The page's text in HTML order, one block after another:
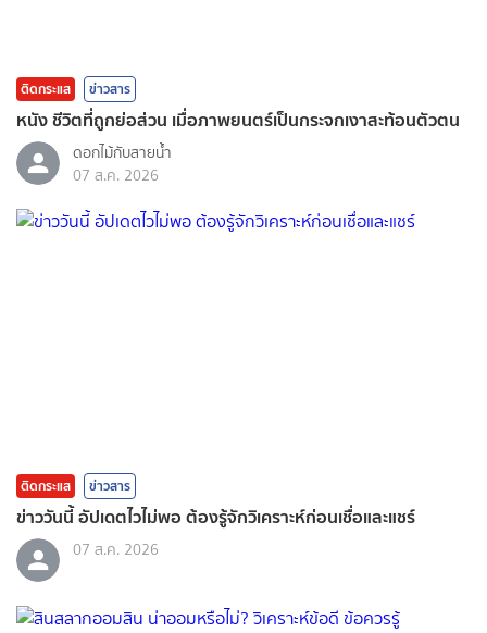
ติดกระแส ข่าวสาร
หนัง ชีวิตที่ถูกย่อส่วน เมื่อภาพยนตร์เป็นกระจกเงาสะท้อนตัวตน
ดอกไม้กับสายน้ำ
07 ส.ค. 2026
ติดกระแส ข่าวสาร
ข่าววันนี้ อัปเดตไวไม่พอ ต้องรู้จักวิเคราะห์ก่อนเชื่อและแชร์
07 ส.ค. 2026